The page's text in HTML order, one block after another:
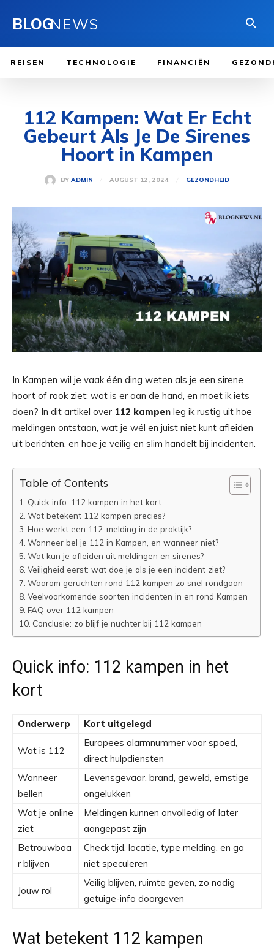
BLOGNEWS
REISEN TECHNOLOGIE FINANCIËN
112 Kampen: Wat Er Echt
Gebeurt Als Je De Sirenes
Hoort in Kampen
BY ADMIN AUGUST 12, 2024 GEZONDHEID
In Kampen wil je vaak één ding weten als je een sirene
hoort of rook ziet: wat is er aan de hand, en moet ik iets
doen? In dit artikel over 112 kampen leg ik rustig uit hoe
meldingen ontstaan, wat je wél en juist niet kunt afleiden
uit berichten, en hoe je veilig en slim handelt bij incidenten.
Table of Contents
Quick info: 112 kampen in het kort
Wat betekent 112 kampen precies?
Hoe werkt een 112-melding in de praktijk?
Wanneer bel je 112 in Kampen, en wanneer niet?
Wat kun je afleiden uit meldingen en sirenes?
Veiligheid eerst: wat doe je als je een incident ziet?
Waarom geruchten rond 112 kampen zo snel rondgaan
Veelvoorkomende soorten incidenten in en rond Kampen
FAQ over 112 kampen
Conclusie: zo blijf je nuchter bij 112 kampen
Quick info: 112 kampen in het
kort
Onderwerp Kort uitgelegd
Wat is 112
Europees alarmnummer voor spoed,
direct hulpdiensten
Wanneer
bellen
Levensgevaar, brand, geweld, ernstige
ongelukken
Wat je online
ziet
Meldingen kunnen onvolledig of later
aangepast zijn
Betrouwbaa
r blijven
Check tijd, locatie, type melding, en ga
niet speculeren
Jouw rol
Veilig blijven, ruimte geven, zo nodig
getuige-info doorgeven
Wat betekent 112 kampen